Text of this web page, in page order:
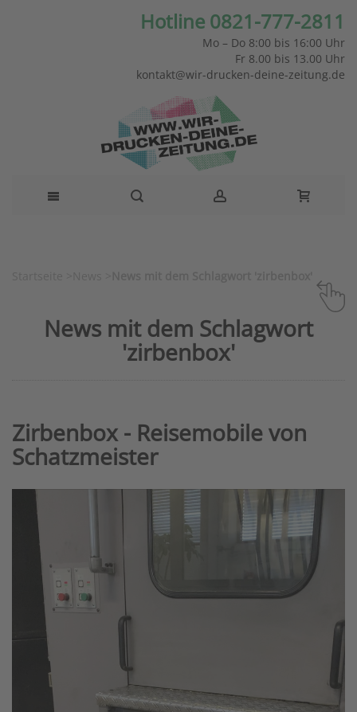
Hotline 0821-777-2811
Mo – Do 8:00 bis 16:00 Uhr
Fr 8.00 bis 13.00 Uhr
kontakt@wir-drucken-deine-zeitung.de
News mit dem Schlagwort
'zirbenbox'
Zirbenbox - Reisemobile von
Schatzmeister